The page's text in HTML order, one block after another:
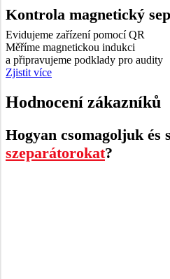
Kontrola magnetický
Evidujeme zařízení pomocí QR
Měříme magnetickou indukci
a připravujeme podklady pro audity
Zjistit více
Hodnocení zákazníků
Hogyan csomagoljuk és
szeparátorokat?